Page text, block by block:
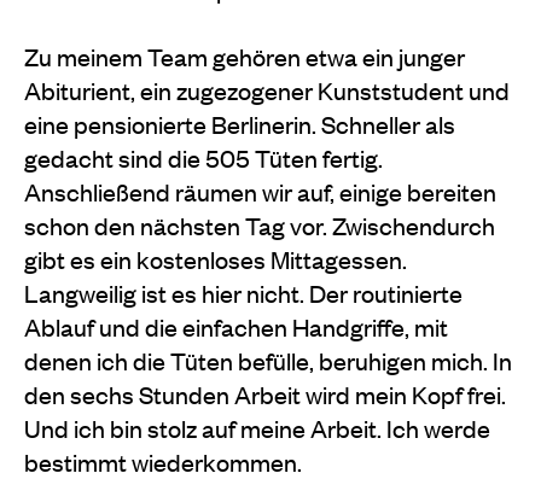
Zu meinem Team gehören etwa ein junger
Abiturient, ein zugezogener Kunststudent und
eine pensionierte Berlinerin. Schneller als
gedacht sind die 505 Tüten fertig.
Anschließend räumen wir auf, einige bereiten
schon den nächsten Tag vor. Zwischendurch
gibt es ein kostenloses Mittagessen.
Langweilig ist es hier nicht. Der routinierte
Ablauf und die einfachen Handgriffe, mit
denen ich die Tüten befülle, beruhigen mich. In
den sechs Stunden Arbeit wird mein Kopf frei.
Und ich bin stolz auf meine Arbeit. Ich werde
bestimmt wiederkommen.